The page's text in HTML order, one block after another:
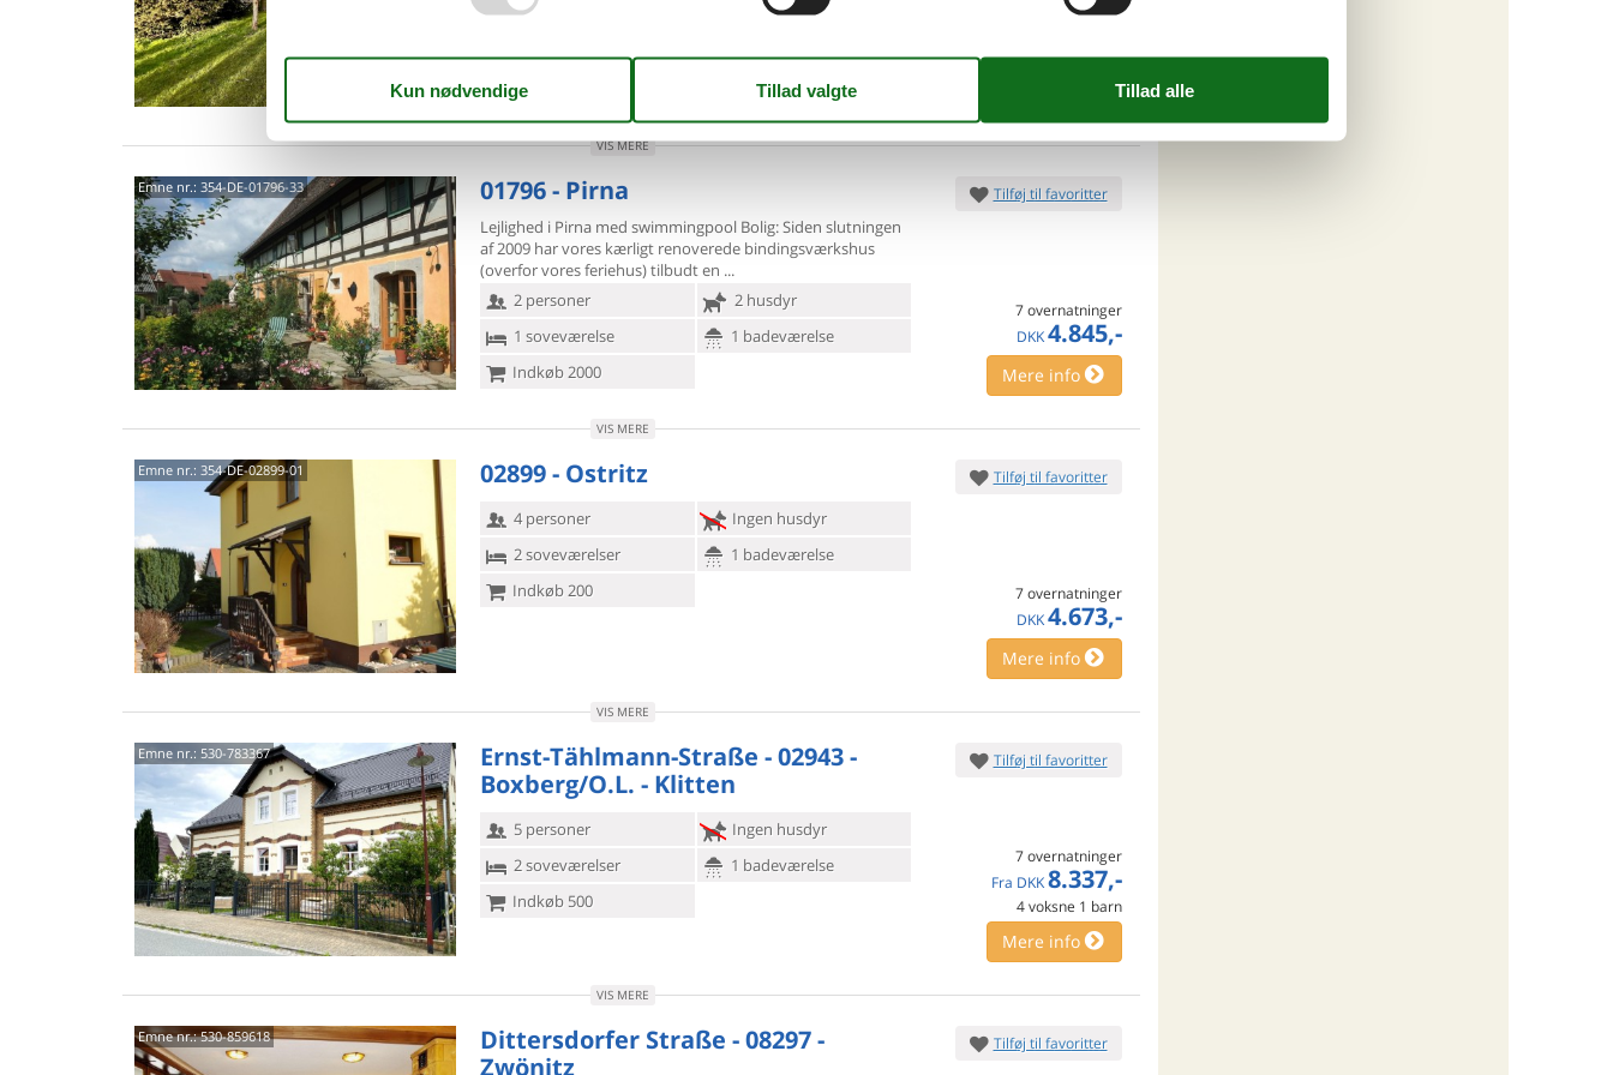
4 personer
Ingen husdyr
1 soveværelse
1 badeværelse
Vand 10000
7 overnatninger
Inkl. rengøring
VIS MERE
Emne nr.: 354-DE-01796-33 01796 - Pirna
Lejlighed i Pirna med swimmingpool Bolig: Siden slutningen
af 2009 har vores kærligt renoverede bindingsværkshus
(overfor vores feriehus) tilbudt en
2 personer
2 husdyr
1 soveværelse
1 badeværelse
Indkøb 2000
Tilføj til favoritter
7 overnatninger
DKK 4.845,-
Mere info
VIS MERE
Emne nr.: 354-DE-02899-01 02899 - Ostritz
4 personer
Ingen husdyr
2 soveværelser
1 badeværelse
Indkøb 200
Tilføj til favoritter
7 overnatninger
DKK 4.673,-
Mere info
VIS MERE
Emne nr.: 530-783367
Ernst-Tählmann-Straße - 02943 -
Boxberg/O.L. - Klitten
5 personer
Ingen husdyr
2 soveværelser
1 badeværelse
Indkøb 500
Tilføj til favoritter
7 overnatninger
Fra DKK 8.337,-
4 voksne 1 barn
Mere info
VIS MERE
Emne nr.:530-859618
Dittersdorfer Straße - 08297 -
Zwönitz
Tilføj til favoritter